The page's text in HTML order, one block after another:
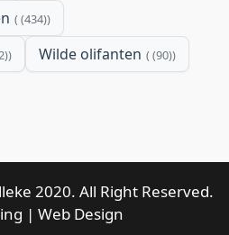
(434)
Wilde olifanten (90)
2020. All Right Reserved.
| Web Design